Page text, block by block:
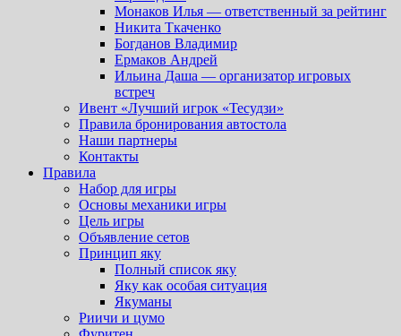
Монаков Илья — ответственный за рейтинг
Никита Ткаченко
Богданов Владимир
Ермаков Андрей
Ильина Даша — организатор игровых
встреч
Ивент «Лучший игрок «Тесудзи»
Правила бронирования автостола
Наши партнеры
Контакты
Правила
Набор для игры
Основы механики игры
Цель игры
Объявление сетов
Принцип яку
Полный список яку
Яку как особая ситуация
Якуманы
Риичи и цумо